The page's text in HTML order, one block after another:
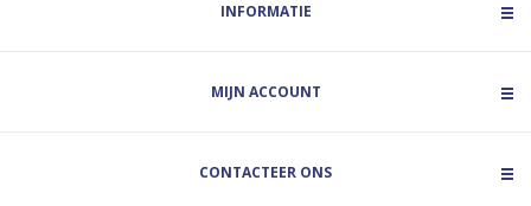
INFORMATIE
MIJN ACCOUNT
CONTACTEER ONS